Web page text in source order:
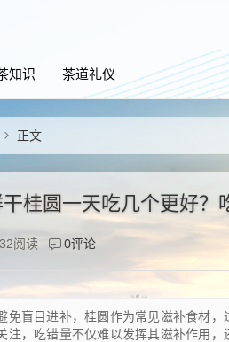
知识 茶道礼仪
正文
桂圆一天吃几个更好？
阅读 0评论
免盲目进补，桂圆作为常见滋补食材
注，吃错量不仅难以发挥其滋补作用